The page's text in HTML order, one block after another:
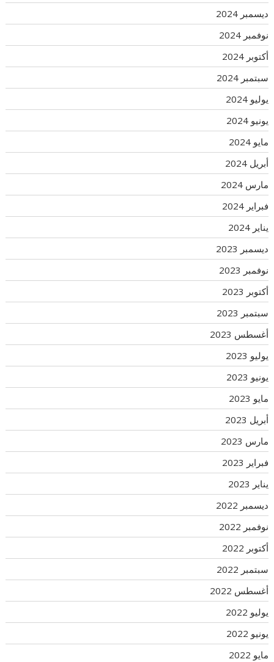
ديسمبر 2024
نوفمبر 2024
أكتوبر 2024
سبتمبر 2024
يوليو 2024
يونيو 2024
مايو 2024
أبريل 2024
مارس 2024
فبراير 2024
يناير 2024
ديسمبر 2023
نوفمبر 2023
أكتوبر 2023
سبتمبر 2023
أغسطس 2023
يوليو 2023
يونيو 2023
مايو 2023
أبريل 2023
مارس 2023
فبراير 2023
يناير 2023
ديسمبر 2022
نوفمبر 2022
أكتوبر 2022
سبتمبر 2022
أغسطس 2022
يوليو 2022
يونيو 2022
مايو 2022